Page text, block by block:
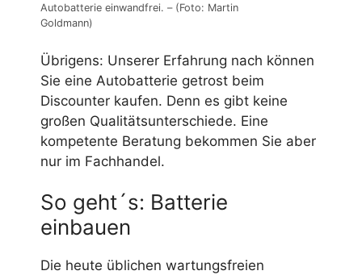
Autobatterie einwandfrei. – (Foto: Martin
Goldmann)
Übrigens: Unserer Erfahrung nach können
Sie eine Autobatterie getrost beim
Discounter kaufen. Denn es gibt keine
großen Qualitätsunterschiede. Eine
kompetente Beratung bekommen Sie aber
nur im Fachhandel.
So geht´s: Batterie
einbauen
Die heute üblichen wartungsfreien